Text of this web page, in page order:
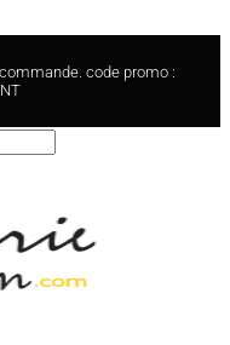
code promo :